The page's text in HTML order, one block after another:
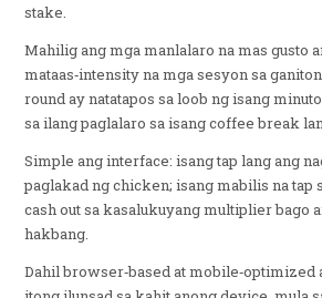
stake.
Mahilig ang mga manlalaro na mas gusto
mataas‑intensity na mga sesyon sa
round ay natatapos sa loob ng isang
sa ilang paglalaro sa isang coffee break
Simple ang interface: isang tap lang ang
paglakad ng chicken; isang mabilis na tap
cash out sa kasalukuyang multiplier bago
hakbang.
Dahil browser‑based at mobile‑optimized